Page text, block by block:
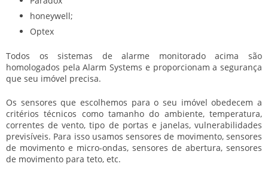
honeywell;
Optex
Todos os sistemas de alarme monitorado acima são
homologados pela Alarm Systems e proporcionam a segurança
que seu imóvel precisa.
Os sensores que escolhemos para o seu imóvel obedecem a
critérios técnicos como tamanho do ambiente, temperatura,
correntes de vento, tipo de portas e janelas, vulnerabilidades
previsíveis. Para isso usamos sensores de movimento, sensores
de movimento e micro-ondas, sensores de abertura, sensores
de movimento para teto, etc.